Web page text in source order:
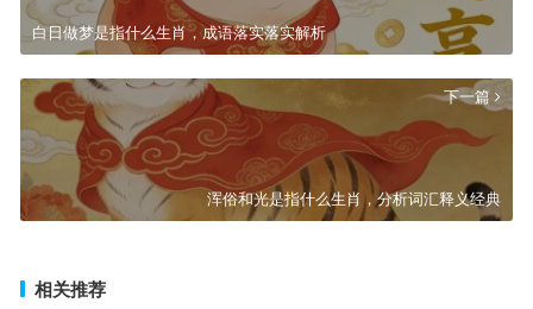
白日做梦是指什么生肖，成语落实落实解析
下一篇
浑俗和光是指什么生肖，分析词汇释义经典
相关推荐